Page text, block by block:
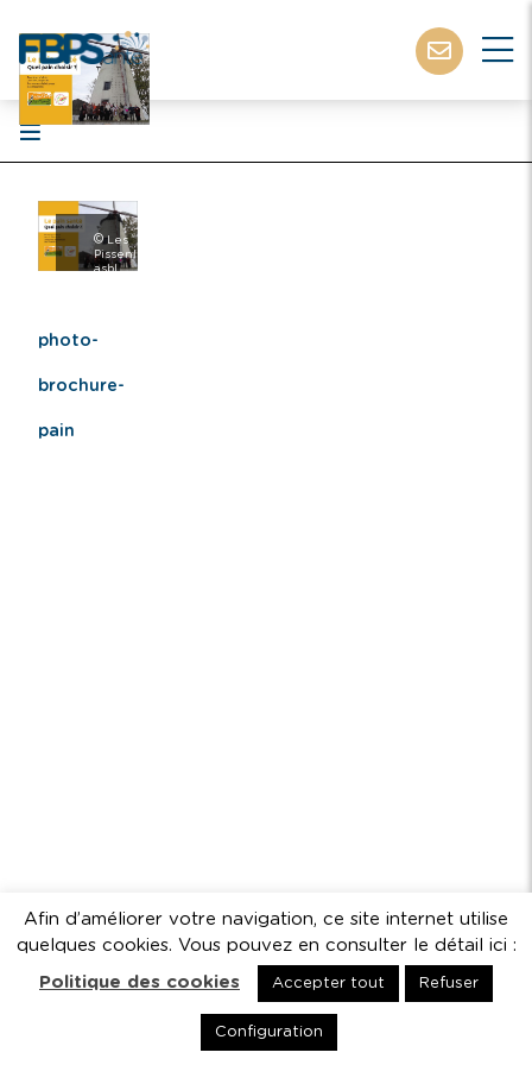
©Les
Pissenlits
asbl
photo-
brochure-
pain
Afin d’améliorer votre navigation, ce site internet utilise
quelques cookies. Vous pouvez en consulter le détail ici :
Politique des cookies Accepter tout Refuser
Configuration